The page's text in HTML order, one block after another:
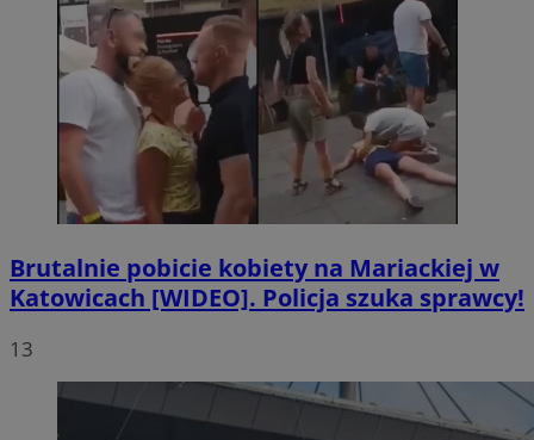
Brutalnie pobicie kobiety na Mariackiej w
Katowicach [WIDEO]. Policja szuka sprawcy!
13